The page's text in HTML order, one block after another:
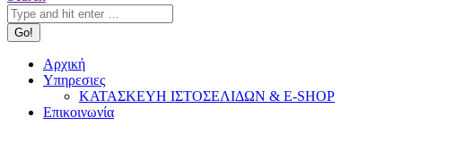
Αρχική
Υπηρεσιες
ΚΑΤΑΣΚΕΥΗ ΙΣΤΟΣΕΛΙΔΩΝ & E-SHOP
Επικοινωνία